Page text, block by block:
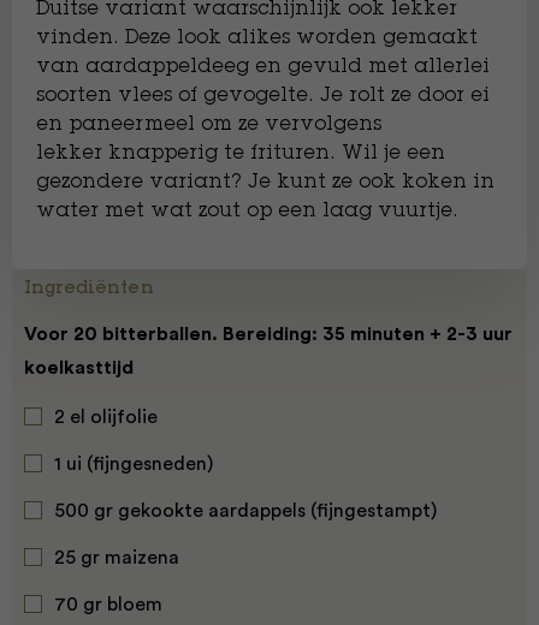
Duitse variant waarschijnlijk ook lekker
vinden. Deze look alikes worden gemaakt
van aardappeldeeg en gevuld met allerlei
soorten vlees of gevogelte. Je rolt ze door ei
en paneermeel om ze vervolgens
lekker knapperig te frituren. Wil je een
gezondere variant? Je kunt ze ook koken in
water met wat zout op een laag vuurtje.
Ingrediënten
Voor 20 bitterballen. Bereiding: 35 minuten + 2-3 uur
koelkasttijd
2 el olijfolie
1 ui (fijngesneden)
500 gr gekookte aardappels (fijngestampt)
25 gr maizena
70 gr bloem